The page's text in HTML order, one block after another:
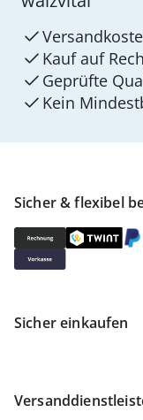
Sicher & flexibel
Sicher einkaufen
Kauf auf
Geprüfte
Kein